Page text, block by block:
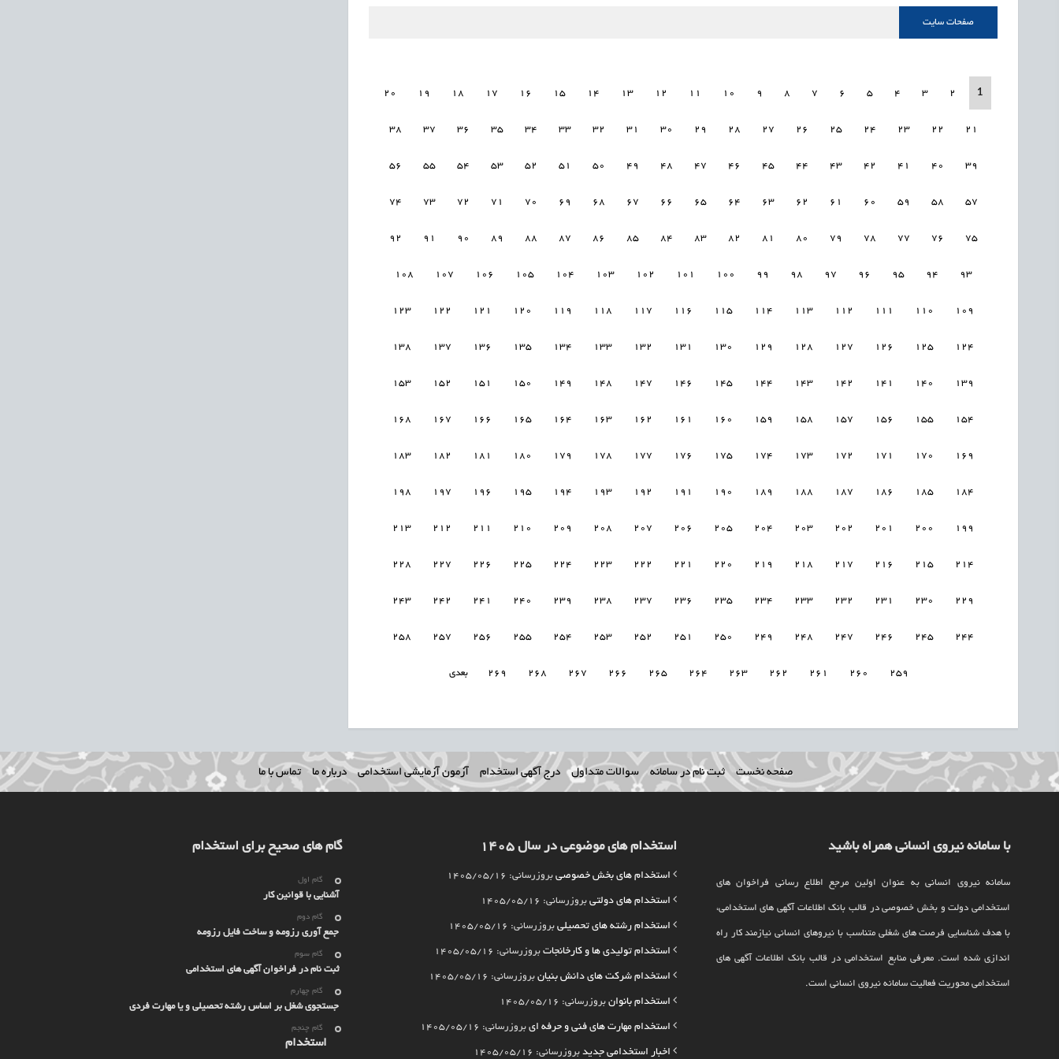
صفحات سایت
1
2
3
4
5
6
7
8
9
10
11
12
13
14
15
16
17
18
19
20
21
22
23
24
25
26
27
28
29
30
31
32
33
34
35
36
37
38
39
40
41
42
43
44
45
46
47
48
49
50
51
52
53
54
55
56
57
58
59
60
61
62
63
64
65
66
67
68
69
70
71
72
73
74
75
76
77
78
79
80
81
82
83
84
85
86
87
88
89
90
91
92
93
94
95
96
97
98
99
100
101
102
103
104
105
106
107
108
109
110
111
112
113
114
115
116
117
118
119
120
121
122
123
124
125
126
127
128
129
130
131
132
133
134
135
136
137
138
139
140
141
142
143
144
145
146
147
148
149
150
151
152
153
154
155
156
157
158
159
160
161
162
163
164
165
166
167
168
169
170
171
172
173
174
175
176
177
178
179
180
181
182
183
184
185
186
187
188
189
190
191
192
193
194
195
196
197
198
199
200
201
202
203
204
205
206
207
208
209
210
211
212
213
214
215
216
217
218
219
220
221
222
223
224
225
226
227
228
229
230
231
232
233
234
235
236
237
238
239
240
241
242
243
244
245
246
247
248
249
250
251
252
253
254
255
256
257
258
259
260
261
262
263
264
265
266
267
268
269 بعدی
صفحه نخست ثبت نام در سامانه سوالات متداول درج آگهی استخدام آزمون آزمایشی استخدامی درباره ما تماس با ما
با سامانه نیروی انسانی همراه باشید
سامانه نیروی انسانی به عنوان اولین مرجع اطلاع رسانی فراخوان های
استخدامی دولت و بخش خصوصی در قالب بانک اطلاعات آگهی های استخدامی،
با هدف شناسایی فرصت های شغلی متناسب با نیروهای انسانی نیازمند کار راه
اندازی شده است. معرفی منابع استخدامی در قالب بانک اطلاعات آگهی های
استخدامی محوریت فعالیت سامانه نیروی انسانی است.
استخدام های موضوعی در سال 1405
استخدام های بخش خصوصی بروزرسانی: 1405/05/16
استخدام های دولتی بروزرسانی: 1405/05/16
استخدام رشته های تحصیلی بروزرسانی: 1405/05/16
استخدام تولیدی ها و کارخانجات بروزرسانی: 1405/05/16
استخدام شرکت های دانش بنیان بروزرسانی: 1405/05/16
استخدام بانوان بروزرسانی: 1405/05/16
استخدام مهارت های فنی و حرفه ای بروزرسانی: 1405/05/16
اخبار استخدامی جدید بروزرسانی: 1405/05/16
گام های صحیح برای استخدام
گام اول
آشنایی با قوانین کار
گام دوم
جمع آوری رزومه و ساخت فایل رزومه
گام سوم
ثبت نام در فراخوان آگهی های استخدامی
گام چهارم
جستجوی شغل بر اساس رشته تحصیلی و یا مهارت فردی
گام چنجم
استخدام